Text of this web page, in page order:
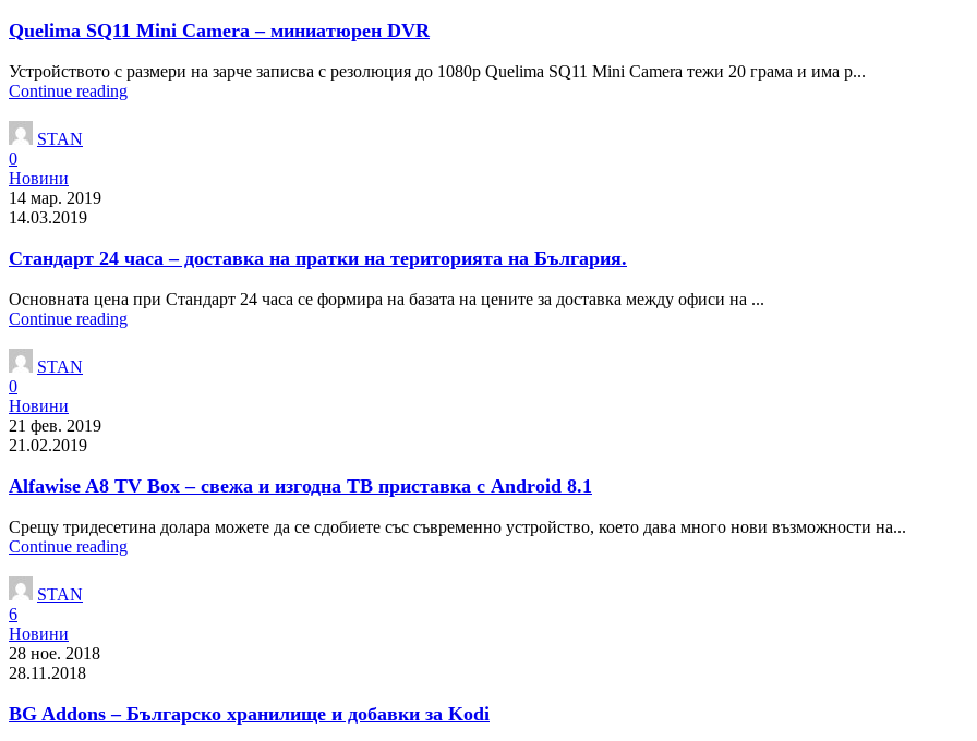
Quelima SQ11 Mini Camera – миниатюрен DVR
Устройството с размери на зарче записва с резолюция до 1080p Quelima SQ11 Mini Camera тежи 20 грама и има р...
Continue reading
STAN
0
Новини
14 мар. 2019
14.03.2019
Стандарт 24 часа – доставка на пратки на територията на България.
Основната цена при Стандарт 24 часа се формира на базата на цените за доставка между офиси на ...
Continue reading
STAN
0
Новини
21 фев. 2019
21.02.2019
Alfawise A8 TV Box – свежа и изгодна ТВ приставка с Android 8.1
Срещу тридесетина долара можете да се сдобиете със съвременно устройство, което дава много нови възможности на...
Continue reading
STAN
6
Новини
28 ное. 2018
28.11.2018
BG Addons – Българско хранилище и добавки за Kodi